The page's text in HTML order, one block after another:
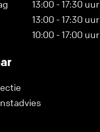
13:00 - 17:30 uur
13:00 - 17:30 uur
10:00 - 17:00 uur